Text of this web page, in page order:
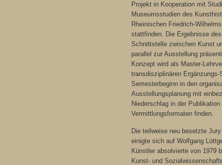
Projekt in Kooperation mit
Museumsstudien des
Rheinischen Friedrich-
stattfinden. Die Ergebnisse
Schnittstelle zwischen Kunst
parallel zur Ausstellung
Konzept wird als Master-
transdisziplinären Ergänzungs-
Semesterbeginn in den
Ausstellungsplanung mit
Niederschlag in der
Vermittlungsformaten finden.
Die teilweise neu besetzte Jury
einigte sich auf Wolfgang
Künstler absolvierte von 1979
Kunst- und